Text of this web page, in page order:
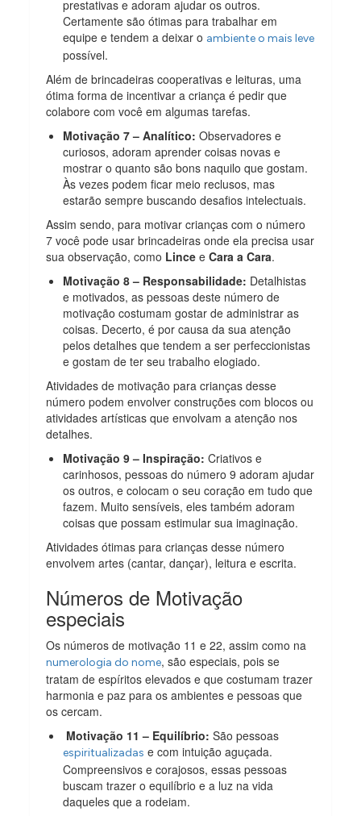
prestativas e adoram ajudar os outros.
Certamente são ótimas para trabalhar em
equipe e tendem a deixar o ambiente o mais leve
possível.
Além de brincadeiras cooperativas e leituras, uma
ótima forma de incentivar a criança é pedir que
colabore com você em algumas tarefas.
Motivação 7 – Analítico: Observadores e
curiosos, adoram aprender coisas novas e
mostrar o quanto são bons naquilo que gostam.
Às vezes podem ficar meio reclusos, mas
estarão sempre buscando desafios intelectuais.
Assim sendo, para motivar crianças com o número
7 você pode usar brincadeiras onde ela precisa usar
sua observação, como Lince eCara a Cara.
Motivação 8 – Responsabilidade: Detalhistas
e motivados, as pessoas deste número de
motivação costumam gostar de administrar as
coisas. Decerto, é por causa da sua atenção
pelos detalhes que tendem a ser perfeccionistas
e gostam de ter seu trabalho elogiado.
Atividades de motivação para crianças desse
número podem envolver construções com blocos ou
atividades artísticas que envolvam a atenção nos
detalhes.
Motivação 9 – Inspiração:Criativos e
carinhosos, pessoas do número 9 adoram ajudar
os outros, e colocam o seu coração em tudo que
fazem. Muito sensíveis, eles também adoram
coisas que possam estimular sua imaginação.
Atividades ótimas para crianças desse número
envolvem artes (cantar, dançar), leitura e escrita.
Números de Motivação
especiais
Os números de motivação 11 e 22, assim como na
numerologia do nome, são especiais, pois se
tratam de espíritos elevados e que costumam trazer
harmonia e paz para os ambientes e pessoas que
os cercam.
Motivação 11 – Equilíbrio:São pessoas
espiritualizadas e com intuição aguçada.
Compreensivos e corajosos, essas pessoas
buscam trazer o equilíbrio e a luz na vida
daqueles que a rodeiam.